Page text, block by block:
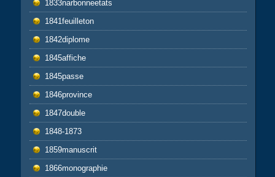
1833narbonneetats
1841feuilleton
1842diplome
1845affiche
1845passe
1846province
1847double
1848-1873
1859manuscrit
1866monographie